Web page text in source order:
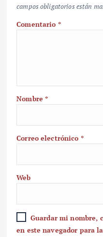
campos obligatorios están
Comentario *
Nombre*
Correo electrónico *
Web
Guardar mi nombre,
en este navegador para